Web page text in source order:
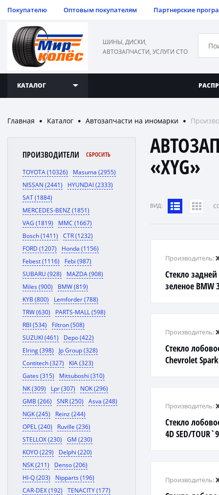
Покупателю Оптовым покупателям Партнерские
ШИНЫ, ДИСКИ,
АВТОЗАПЧАСТИ, УСЛУГИ СТО
КАТАЛОГ
Главная ● Каталог ● Автозапчасти на иномарки ●
ПРОИЗВОДИТЕЛИ СБРОСИТЬ
TOYOTA (10326)
Masuma (2955)
NISSAN (2441)
HYUNDAI (2333)
SAT (1884)
MERCEDES-BENZ (1851)
VAG (1819)
MMC (1667)
Bosch (1411)
CTR (1232)
FORD (1207)
Honda (1156)
Febest (1116)
Febi (987)
SUBARU (928)
MAZDA (908)
Miles (900)
BMW (819)
KYB (800)
Lemforder (788)
TRW (630)
PARTS-MALL (598)
RBI (534)
Filtron (508)
SUZUKI (461)
Depo (422)
Elring (398)
Jp Group (328)
Contitech (327)
KIA (323)
Gates (315)
Mitsuboshi (310)
NK (309)
Lpr (307)
NOK (296)
GMB (266)
SNR (250)
Asva (248)
NGK (245)
Reinz (244)
OPEL (240)
Ruville (236)
STELLOX (230)
GM (230)
KOYO (229)
Delphi (220)
NSK (211)
Denso (206)
HI-Q (203)
Nipparts (196)
CAR-DEX (192)
TENACITY (177)
«XYG»
ВИД:
Стекло
зеленое BMW
Производитель:
Стекло
Chevrolet
Производитель:
Стекло
4D SED/
Производитель:
Производитель: